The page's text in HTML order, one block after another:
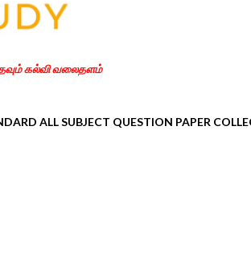
கல்வி வலைதளம்
ALL SUBJECT QUESTION PAPER